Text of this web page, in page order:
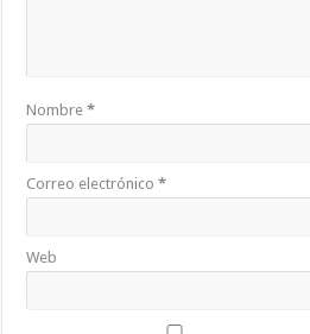
Nombre*
Correo electrónico*
Web